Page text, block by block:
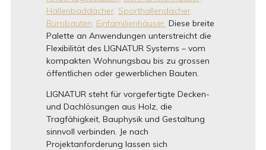
Hallenbaddächer, Sporthallendächer,
Bürobauten, Einfamilienhäuser. Diese breite
Palette an Anwendungen unterstreicht die
Flexibilität des LIGNATUR Systems – vom
kompakten Wohnungsbau bis zu grossen
öffentlichen oder gewerblichen Bauten.
LIGNATUR steht für vorgefertigte Decken-
und Dachlösungen aus Holz, die
Tragfähigkeit, Bauphysik und Gestaltung
sinnvoll verbinden. Je nach
Projektanforderung lassen sich